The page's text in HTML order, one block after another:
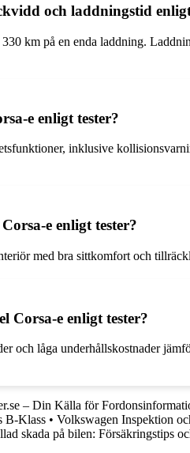
och laddningstid
km på en enda laddning.
e enligt tester?
inklusive
e enligt tester?
med bra sittkomfort och
Corsa-e enligt tester?
och låga underhållskostnader
– Din Källa för
B-Klass • Volkswagen Inspektion
skada på bilen: Försäkringstips